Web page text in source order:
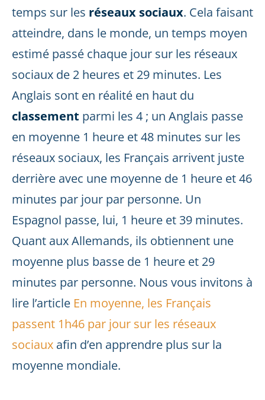
temps sur les réseaux sociaux. Cela faisant
atteindre, dans le monde, un temps moyen
estimé passé chaque jour sur les réseaux
sociaux de 2 heures et 29 minutes. Les
Anglais sont en réalité en haut du
classement parmi les 4 ; un Anglais passe
en moyenne 1 heure et 48 minutes sur les
réseaux sociaux, les Français arrivent juste
derrière avec une moyenne de 1 heure et 46
minutes par jour par personne. Un
Espagnol passe, lui, 1 heure et 39 minutes.
Quant aux Allemands, ils obtiennent une
moyenne plus basse de 1 heure et 29
minutes par personne. Nous vous invitons à
lire l’article En moyenne, les Français
passent 1h46 par jour sur les réseaux
sociaux afin d’en apprendre plus sur la
moyenne mondiale.